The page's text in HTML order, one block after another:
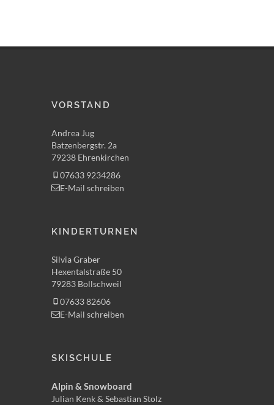
VORSTAND
Andrea Jug
Batzenbergstr. 2a
79238 Ehrenkirchen
07633 9234286
E-Mail schreiben
KINDERTURNEN
Silvia Graber
Hexentalstraße 50
79283 Bollschweil
07633 82606
E-Mail schreiben
SKISCHULE
Alpin & Snowboard
Julian Kenk & Sebastian Stolz